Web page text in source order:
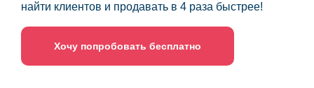
найти клиентов и продавать в 4 раза быстрее!
Хочу попробовать бесплатно